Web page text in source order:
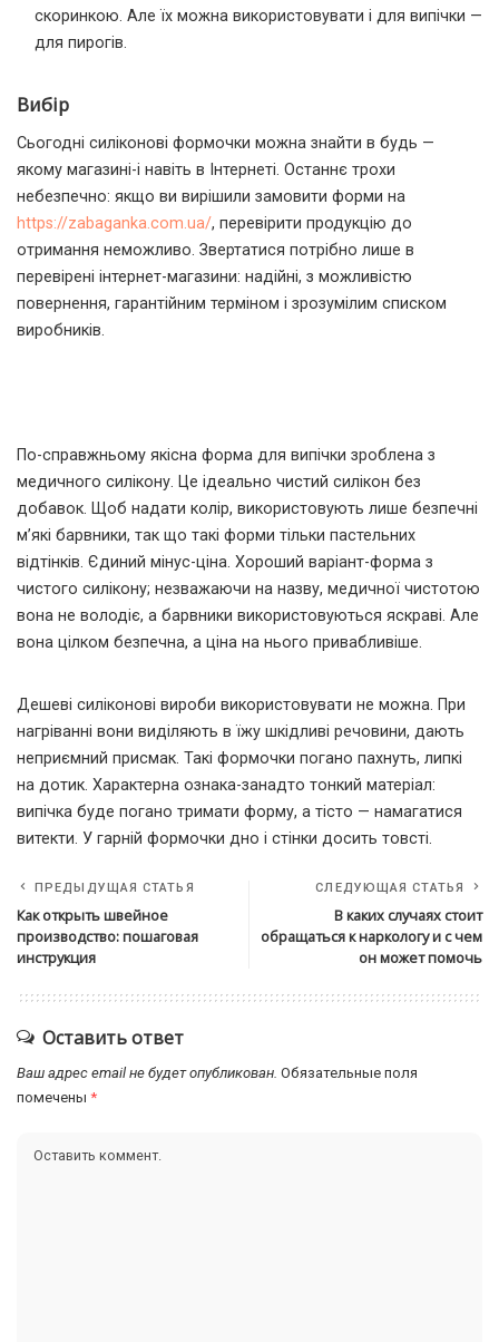
скоринкою. Але їх можна використовувати і для випічки —
для пирогів.
Вибір
Сьогодні силіконові формочки можна знайти в будь —
якому магазині-і навіть в Інтернеті. Останнє трохи
небезпечно: якщо ви вирішили замовити форми на
https://zabaganka.com.ua/, перевірити продукцію до
отримання неможливо. Звертатися потрібно лише в
перевірені інтернет-магазини: надійні, з можливістю
повернення, гарантійним терміном і зрозумілим списком
виробників.
По-справжньому якісна форма для випічки зроблена з
медичного силікону. Це ідеально чистий силікон без
добавок. Щоб надати колір, використовують лише безпечні
м’які барвники, так що такі форми тільки пастельних
відтінків. Єдиний мінус-ціна. Хороший варіант-форма з
чистого силікону; незважаючи на назву, медичної чистотою
вона не володіє, а барвники використовуються яскраві. Але
вона цілком безпечна, а ціна на нього привабливіше.
Дешеві силіконові вироби використовувати не можна. При
нагріванні вони виділяють в їжу шкідливі речовини, дають
неприємний присмак. Такі формочки погано пахнуть, липкі
на дотик. Характерна ознака-занадто тонкий матеріал:
випічка буде погано тримати форму, а тісто — намагатися
витекти. У гарній формочки дно і стінки досить товсті.
ПРЕДЫДУЩАЯ СТАТЬЯ
Как открыть швейное
производство: пошаговая
инструкция
СЛЕДУЮЩАЯ СТАТЬЯ
В каких случаях стоит
обращаться к наркологу и с чем
он может помочь
Оставить ответ
Ваш адрес email не будет опубликован. Обязательные поля
помечены *